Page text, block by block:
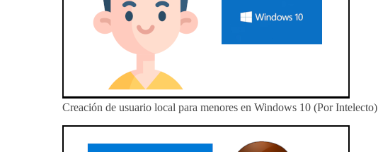
Creación de usuario local para menores en Windows 10 (Por Intelecto)